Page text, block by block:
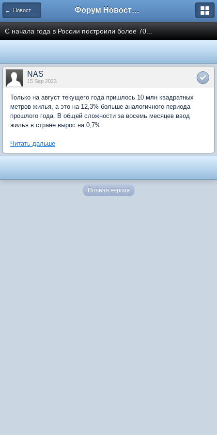
← Новости рынка недвижимости Форум Новостройки
С начала года в России построили более 70...
NAS
15 Sep 2023
Только на август текущего года пришлось 10 млн квадратных
метров жилья, а это на 12,3% больше аналогичного периода
прошлого года. В общей сложности за восемь месяцев ввод
жилья в стране вырос на 0,7%.
Читать дальше
Полная версия